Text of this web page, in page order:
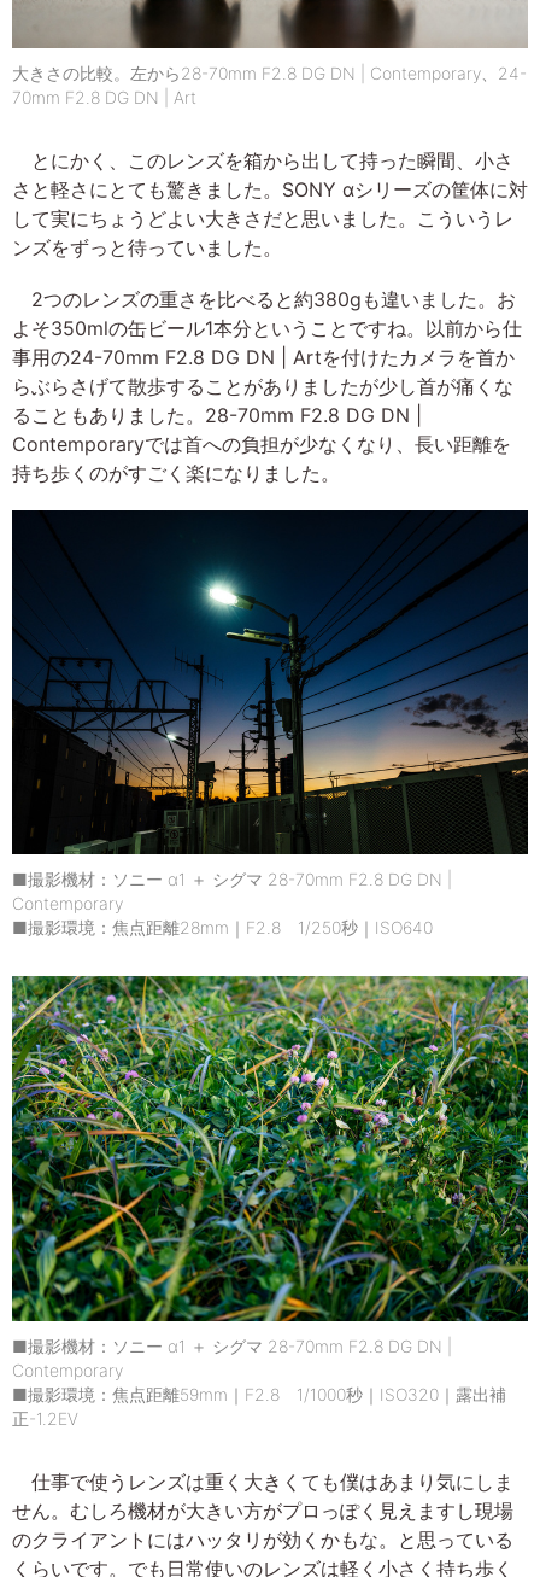
大きさの比較。左から28-70mm F2.8 DG DN | Contemporary、24-
70mm F2.8 DG DN | Art
とにかく、このレンズを箱から出して持った瞬間、小さ
さと軽さにとても驚きました。SONY αシリーズの筐体に対
して実にちょうどよい大きさだと思いました。こういうレ
ンズをずっと待っていました。
2つのレンズの重さを比べると約380gも違いました。お
よそ350mlの缶ビール1本分ということですね。以前から仕
事用の24-70mm F2.8 DG DN | Artを付けたカメラを首か
らぶらさげて散歩することがありましたが少し首が痛くな
ることもありました。28-70mm F2.8 DG DN |
Contemporaryでは首への負担が少なくなり、長い距離を
持ち歩くのがすごく楽になりました。
■撮影機材：ソニー α1 ＋ シグマ 28-70mm F2.8 DG DN |
Contemporary
■撮影環境：焦点距離28mm｜F2.8 1/250秒｜ISO640
■撮影機材：ソニー α1 ＋ シグマ 28-70mm F2.8 DG DN |
Contemporary
■撮影環境：焦点距離59mm｜F2.8 1/1000秒｜ISO320｜露出補
正-1.2EV
仕事で使うレンズは重く大きくても僕はあまり気にしま
せん。むしろ機材が大きい方がプロっぽく見えますし現場
のクライアントにはハッタリが効くかもな。と思っている
くらいです。でも日常使いのレンズは軽く小さく持ち歩く